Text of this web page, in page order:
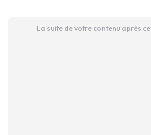
La suite de votre contenu après